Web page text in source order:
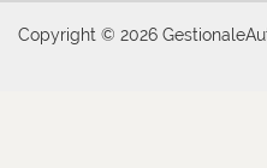
Copyright © 2026